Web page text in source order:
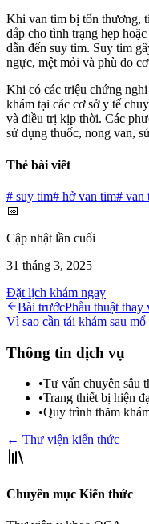
Khi van tim bị tổn thương,
đắp cho tình trạng hẹp
dẫn đến suy tim. Suy tim
ngực, mệt mỏi và phù do
Khi có các triệu chứng
khám tại các cơ sở y tế
và điều trị kịp thời. Các
sử dụng thuốc, nong van,
Thẻ bài viết
# suy tim# hở van tim# van
📅
Cập nhật lần cuối
31 tháng 3, 2025
Đặt lịch khám ngay
Bài trướcPhẫu thuật
Vì sao cần tái khám sau
Thông tin dịch vụ
•Tư vấn chuyên sâu
•Trang thiết bị hiện
•Quy trình thăm
← Thư viện kiến thức
Chuyên mục Kiến thức